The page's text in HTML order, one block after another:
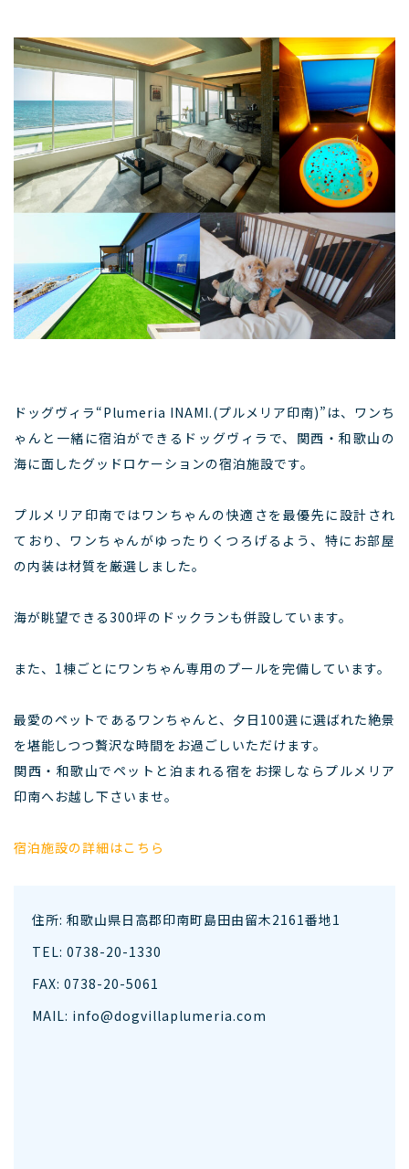
ドッグヴィラ“Plumeria INAMI.(プルメリア印南)”は、ワンち
ゃんと一緒に宿泊ができるドッグヴィラで、関西・和歌山の
海に面したグッドロケーションの宿泊施設です。
プルメリア印南ではワンちゃんの快適さを最優先に設計され
ており、ワンちゃんがゆったりくつろげるよう、特にお部屋
の内装は材質を厳選しました。
海が眺望できる300坪のドックランも併設しています。
また、1棟ごとにワンちゃん専用のプールを完備しています。
最愛のペットであるワンちゃんと、夕日100選に選ばれた絶景
を堪能しつつ贅沢な時間をお過ごしいただけます。
関西・和歌山でペットと泊まれる宿をお探しならプルメリア
印南へお越し下さいませ。
宿泊施設の詳細はこちら
住所: 和歌山県日高郡印南町島田由留木2161番地1
TEL: 0738-20-1330
FAX: 0738-20-5061
MAIL: info@dogvillaplumeria.com